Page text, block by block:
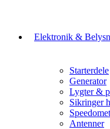
Elektronik &
Starterdele
Generator
Lygter &
Sikringer
Antenner